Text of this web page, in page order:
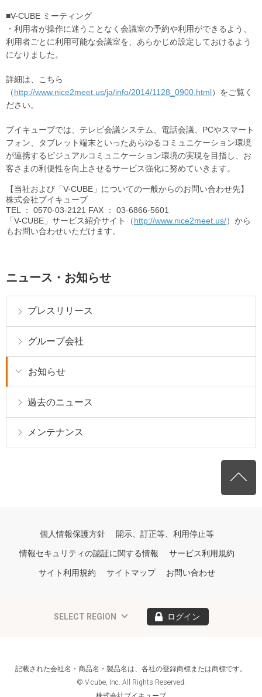
■V-CUBE ミーティング
・利用者が操作に迷うことなく会議室の予約や利用ができるよう、
利用者ごとに利用可能な会議室を、あらかじめ設定しておけるよう
になりました。
詳細は、こちら
（http://www.nice2meet.us/ja/info/2014/1128_0900.html）をご覧く
ださい。
ブイキューブでは、テレビ会議システム、電話会議、PCやスマート
フォン、タブレット端末といったあらゆるコミュニケーション環境
が連携するビジュアルコミュニケーション環境の実現を目指し、お
客さまの利便性を向上させるサービス強化に努めていきます。
【当社および「V-CUBE」についての一般からのお問い合わせ先】
株式会社ブイキューブ
TEL
： 0570-03-2121 FAX
： 03-6866-5601
「V-CUBE」サービス紹介サイト（http://www.nice2meet.us/）から
もお問い合わせいただけます。
ニュース・お知らせ
プレスリリース
グループ会社
お知らせ
過去のニュース
メンテナンス
個人情報保護方針 開示、訂正等、利用停止等
情報セキュリティの認証に関する情報 サービス利用規約
サイト利用規約 サイトマップ お問い合わせ
SELECT REGION ログイン
記載された会社名・商品名・製品名は、各社の登録商標または商標です。
© V-cube, Inc. All Rights Reserved.